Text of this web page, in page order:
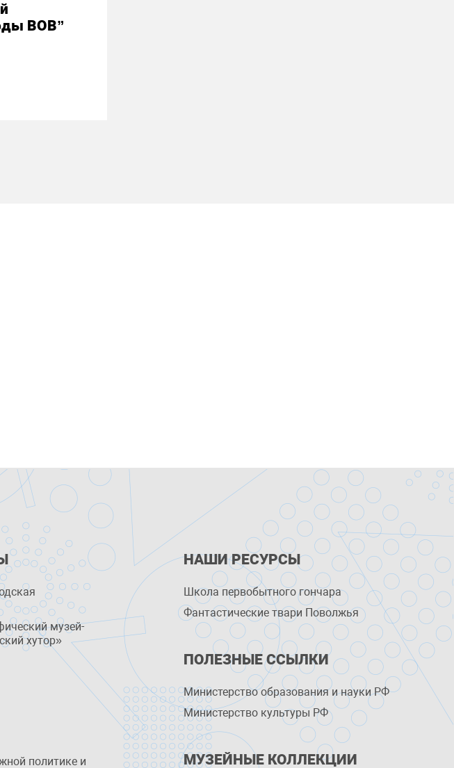
ВОВ”
музей-
хутор»
политике и
НАШИ РЕСУРСЫ
Школа первобытного гончара
Фантастические твари Поволжья
ПОЛЕЗНЫЕ ССЫЛКИ
Министерство образования и науки РФ
Министерство культуры РФ
МУЗЕЙНЫЕ КОЛЛЕКЦИИ